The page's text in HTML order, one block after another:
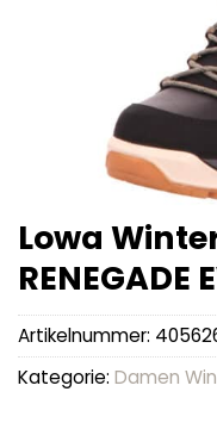
Lowa
RENEGADE
Artikelnummer:
Kategorie: Damen